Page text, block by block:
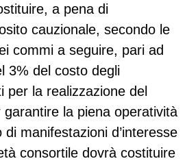
a pena di
cauzionale, secondo le
commi a seguire, pari ad
3% del costo degli
per la realizzazione del
la piena operatività
manifestazioni d’interesse
consortile dovrà costituire